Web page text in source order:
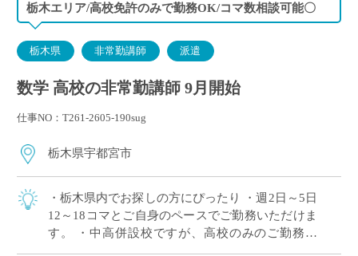
栃木エリア/高校免許のみで勤務OK/コマ数相談可能〇
栃木県 非常勤講師 派遣
数学 高校の非常勤講師 9月開始
仕事NO：T261-2605-190sug
栃木県宇都宮市
・栃木県内でお探しの方にぴったり ・週2日～5日
12～18コマとご自身のペースでご勤務いただけま
す。 ・中高併設校ですが、高校のみのご勤務で